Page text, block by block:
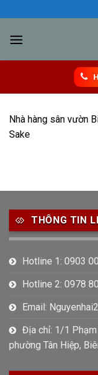
to
content
Nhà hàng sân vườn
Sake
THÔNG TIN
Hotline 1: 0903
Hotline 2: 0978
Email:
Địa chỉ: 1/1 Phạm
phường Tân Hiệp,